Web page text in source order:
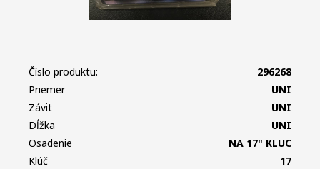
Číslo produktu:
296268
Priemer
UNI
Závit
UNI
Dĺžka
UNI
Osadenie
NA 17" KLUC
Klúč
17